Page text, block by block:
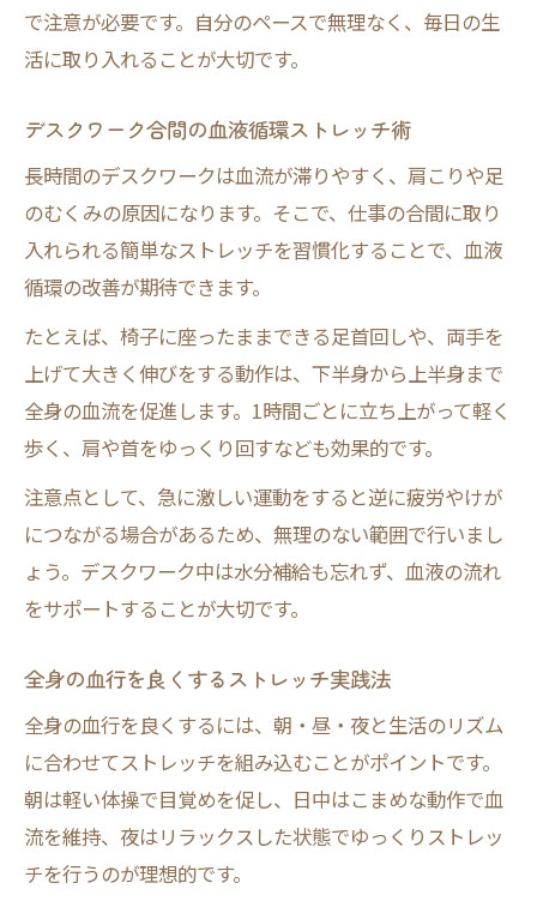
で注意が必要です。自分のペースで無理なく、毎日の生
活に取り入れることが大切です。
デスクワーク合間の血液循環ストレッチ術
長時間のデスクワークは血流が滞りやすく、肩こりや足
のむくみの原因になります。そこで、仕事の合間に取り
入れられる簡単なストレッチを習慣化することで、血液
循環の改善が期待できます。
たとえば、椅子に座ったままできる足首回しや、両手を
上げて大きく伸びをする動作は、下半身から上半身まで
全身の血流を促進します。1時間ごとに立ち上がって軽く
歩く、肩や首をゆっくり回すなども効果的です。
注意点として、急に激しい運動をすると逆に疲労やけが
につながる場合があるため、無理のない範囲で行いまし
ょう。デスクワーク中は水分補給も忘れず、血液の流れ
をサポートすることが大切です。
全身の血行を良くするストレッチ実践法
全身の血行を良くするには、朝・昼・夜と生活のリズム
に合わせてストレッチを組み込むことがポイントです。
朝は軽い体操で目覚めを促し、日中はこまめな動作で血
流を維持、夜はリラックスした状態でゆっくりストレッ
チを行うのが理想的です。